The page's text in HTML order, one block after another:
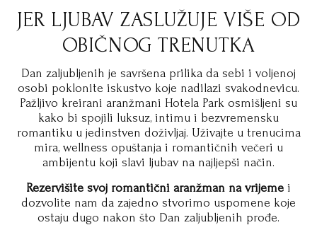
JER LJUBAV ZASLUŽUJE VIŠE OD
OBIČNOG TRENUTKA
Dan zaljubljenih je savršena prilika da sebi i voljenoj
osobi poklonite iskustvo koje nadilazi svakodnevicu.
Pažljivo kreirani aranžmani Hotela Park osmišljeni su
kako bi spojili luksuz, intimu i bezvremensku
romantiku u jedinstven doživljaj. Uživajte u trenucima
mira, wellness opuštanja i romantičnih večeri u
ambijentu koji slavi ljubav na najljepši način.
Rezervišite svoj romantični aranžman na vrijeme i
dozvolite nam da zajedno stvorimo uspomene koje
ostaju dugo nakon što Dan zaljubljenih prođe.